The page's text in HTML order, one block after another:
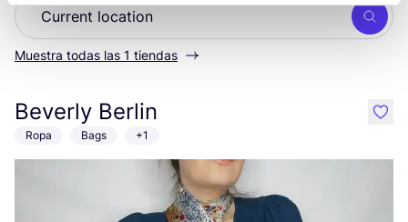
Muestra todas las 1 tiendas
Beverly Berlin
Ropa Bags +1
like